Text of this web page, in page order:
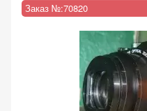
Заказ №:70820